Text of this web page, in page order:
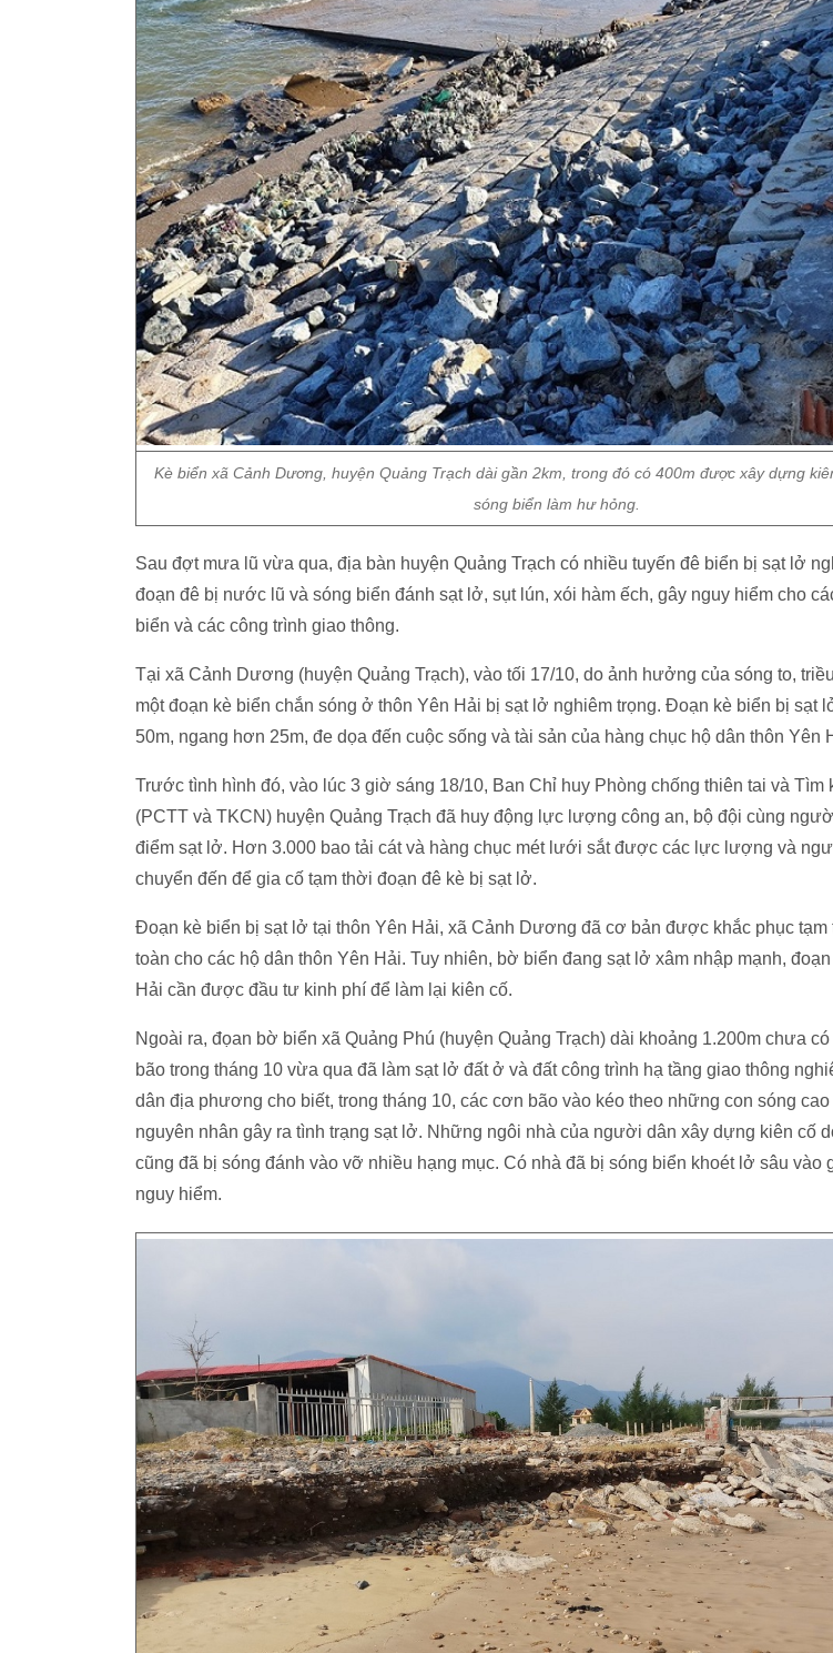
Kè biển xã Cảnh Dương, huyện Quảng Trạch dài gần 2km, trong đó có 400m được xây dựng
sóng biển làm hư hỏng.
Sau đợt mưa lũ vừa qua, địa bàn huyện Quảng Trạch có nhiều tuyến đê biển bị sạt lở
đoạn đê bị nước lũ và sóng biển đánh sạt lở, sụt lún, xói hàm ếch, gây nguy hiểm cho
biển và các công trình giao thông.
Tại xã Cảnh Dương (huyện Quảng Trạch), vào tối 17/10, do ảnh hưởng của sóng to,
một đoạn kè biển chắn sóng ở thôn Yên Hải bị sạt lở nghiêm trọng. Đoạn kè biển bị sạt
50m, ngang hơn 25m, đe dọa đến cuộc sống và tài sản của hàng chục hộ dân thôn Yên
Trước tình hình đó, vào lúc 3 giờ sáng 18/10, Ban Chỉ huy Phòng chống thiên tai và Tìm
(PCTT và TKCN) huyện Quảng Trạch đã huy động lực lượng công an, bộ đội cùng
điểm sạt lở. Hơn 3.000 bao tải cát và hàng chục mét lưới sắt được các lực lượng và
chuyển đến để gia cố tạm thời đoạn đê kè bị sạt lở.
Đoạn kè biển bị sạt lở tại thôn Yên Hải, xã Cảnh Dương đã cơ bản được khắc phục tạm
toàn cho các hộ dân thôn Yên Hải. Tuy nhiên, bờ biển đang sạt lở xâm nhập mạnh,
Hải cần được đầu tư kinh phí để làm lại kiên cố.
Ngoài ra, đọan bờ biển xã Quảng Phú (huyện Quảng Trạch) dài khoảng 1.200m chưa
bão trong tháng 10 vừa qua đã làm sạt lở đất ở và đất công trình hạ tầng giao thông
dân địa phương cho biết, trong tháng 10, các cơn bão vào kéo theo những con sóng
nguyên nhân gây ra tình trạng sạt lở. Những ngôi nhà của người dân xây dựng kiên cố
cũng đã bị sóng đánh vào vỡ nhiều hạng mục. Có nhà đã bị sóng biển khoét lở sâu vào
nguy hiểm.